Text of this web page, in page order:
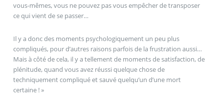
vous-mêmes, vous ne pouvez pas vous empêcher de transposer
ce qui vient de se passer…
Il y a donc des moments psychologiquement un peu plus
compliqués, pour d’autres raisons parfois de la frustration aussi…
Mais à côté de cela, il y a tellement de moments de satisfaction, de
plénitude, quand vous avez réussi quelque chose de
techniquement compliqué et sauvé quelqu’un d’une mort
certaine ! »